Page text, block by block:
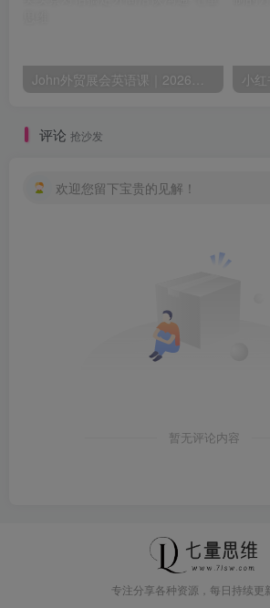
John外贸展会英语课｜2026全套音频配套文档，13大业务模块加三类实景对话搞定外商洽谈沟通
评论 抢沙发
欢迎您留下宝贵的见解！
暂无评论内容
专注分享各种资源，每日持续更